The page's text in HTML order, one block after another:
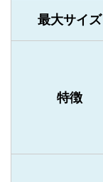
最大サイズ
特徴